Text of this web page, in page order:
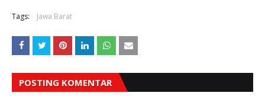
Tags: Jawa Barat
POSTING KOMENTAR